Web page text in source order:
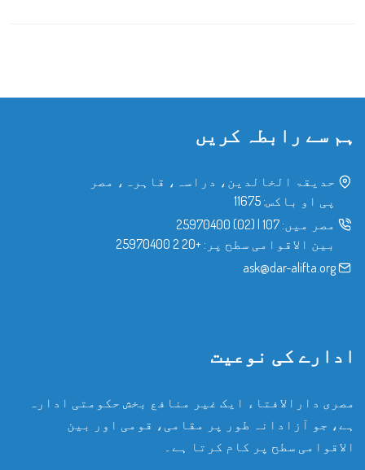
ہم سے رابطہ کریں
حدیقۃ الخالدین، دراسہ، قاہرہ، مصر
پی او باکس: 11675
مصر میں: 107
|
(02) 25970400
بین الاقوامی سطح پر: +20 2 25970400
ask@dar-alifta.org
ادارے کی نوعیت
مصری دارالافتاء ایک غیر منافع بخش حکومتی ادارہ
ہے، جو آزادانہ طور پر مقامی، قومی اور بین
الاقوامی سطح پر کام کرتا ہے۔